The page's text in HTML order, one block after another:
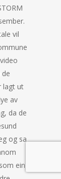
vil
lagt ut
av
da de
og sa
ein